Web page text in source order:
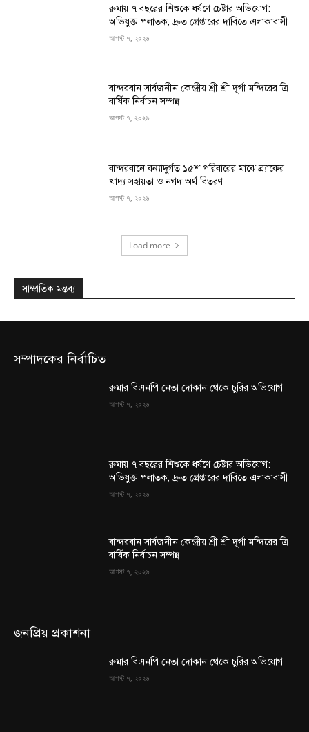
রুমায় ৭ বছরের শিশুকে ধর্ষণে চেষ্টার অভিযোগ:
অভিযুক্ত পলাতক, দ্রুত গ্রেপ্তারের দাবিতে এলাকাবাসী
আগস্ট ৭, ২০২৬
বান্দরবান সার্বজনীন কেন্দ্রীয় শ্রী শ্রী দুর্গা মন্দিরের ত্রি
বার্ষিক নির্বাচন সম্পন্ন
আগস্ট ৭, ২০২৬
বান্দরবানে বন্যাদুর্গত ১৫শ পরিবারের মাঝে ব্র্যাকের
খাদ্য সহায়তা ও নগদ অর্থ বিতরণ
আগস্ট ৭, ২০২৬
Load more
সাম্প্রতিক মন্তব্য
সম্পাদকের নির্বাচিত
রুমার বিএনপি নেতা দোকান থেকে চুরির অভিযোগ
আগস্ট ৭, ২০২৬
রুমায় ৭ বছরের শিশুকে ধর্ষণে চেষ্টার অভিযোগ:
অভিযুক্ত পলাতক, দ্রুত গ্রেপ্তারের দাবিতে এলাকাবাসী
আগস্ট ৭, ২০২৬
বান্দরবান সার্বজনীন কেন্দ্রীয় শ্রী শ্রী দুর্গা মন্দিরের ত্রি
বার্ষিক নির্বাচন সম্পন্ন
আগস্ট ৭, ২০২৬
জনপ্রিয় প্রকাশনা
রুমার বিএনপি নেতা দোকান থেকে চুরির অভিযোগ
আগস্ট ৭, ২০২৬